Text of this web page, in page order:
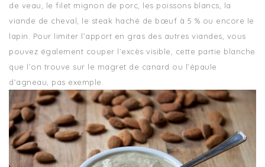
de veau, le filet mignon de porc, les poissons blancs, la
viande de cheval, le steak haché de bœuf à 5 % ou encore le
lapin. Pour limiter l’apport en gras des autres viandes, vous
pouvez également couper l’excès visible, cette partie blanche
que l’on trouve sur le magret de canard ou l’épaule
d’agneau, pas exemple.